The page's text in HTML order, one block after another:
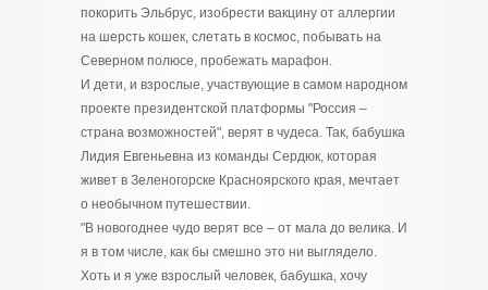
покорить Эльбрус, изобрести вакцину от аллергии
на шерсть кошек, слетать в космос, побывать на
Северном полюсе, пробежать марафон.
И дети, и взрослые, участвующие в самом народном
проекте президентской платформы "Россия –
страна возможностей", верят в чудеса. Так, бабушка
Лидия Евгеньевна из команды Сердюк, которая
живет в Зеленогорске Красноярского края, мечтает
о необычном путешествии.
"В новогоднее чудо верят все – от мала до велика. И
я в том числе, как бы смешно это ни выглядело.
Хоть и я уже взрослый человек, бабушка, хочу